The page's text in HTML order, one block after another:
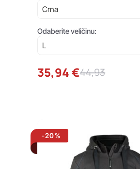
Odaberite veličinu:
35,94 €44,93
-20%